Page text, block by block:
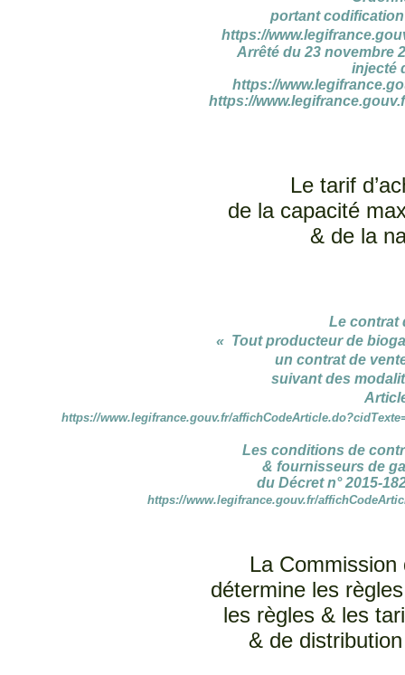
portant
https://
Arrêté du 23 novembre
injecté
https://
https://
Le tarif
de la capacité
& de la
Le contrat
« Tout producteur de
un contrat de
suivant des
https://www.legifrance.gouv.fr/
Les conditions de
& fournisseurs de
du Décret n° 2015-
https://www.legifrance.gouv.fr/
La Commission
détermine les
les règles & les
& de